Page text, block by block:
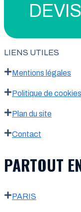
LIENS UTILES
Mentions légales
Politique de cookies
Plan du site
Contact
PARTOUT
PARIS